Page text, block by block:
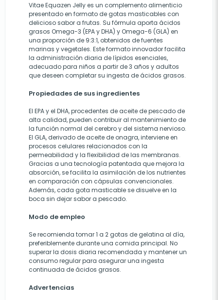
Vitae Equazen Jelly es un complemento alimenticio
presentado en formato de gotas masticables con
delicioso sabor a frutas. Su fórmula aporta ácidos
grasos Omega-3 (EPA y DHA) y Omega-6 (GLA) en
una proporción de 9:3:1, obtenidos de fuentes
marinas y vegetales. Este formato innovador facilita
la administración diaria de lípidos esenciales,
adecuado para niños a partir de 3 años y adultos
que deseen completar su ingesta de ácidos grasos.
Propiedades de sus ingredientes
El EPA y el DHA, procedentes de aceite de pescado de
alta calidad, pueden contribuir al mantenimiento de
la función normal del cerebro y del sistema nervioso.
El GLA, derivado de aceite de onagra, interviene en
procesos celulares relacionados con la
permeabilidad y la flexibilidad de las membranas.
Gracias a una tecnología patentada que mejora la
absorción, se facilita la asimilación de los nutrientes
en comparación con cápsulas convencionales.
Además, cada gota masticable se disuelve en la
boca sin dejar sabor a pescado.
Modo de empleo
Se recomienda tomar 1 a 2 gotas de gelatina al día,
preferiblemente durante una comida principal. No
superar la dosis diaria recomendada y mantener un
consumo regular para asegurar una ingesta
continuada de ácidos grasos.
Advertencias